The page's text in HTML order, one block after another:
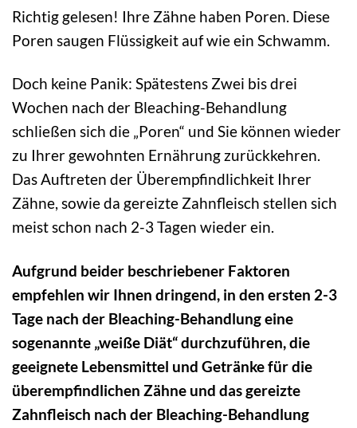
Richtig gelesen! Ihre Zähne haben Poren. Diese
Poren saugen Flüssigkeit auf wie ein Schwamm.
Doch keine Panik: Spätestens Zwei bis drei
Wochen nach der Bleaching-Behandlung
schließen sich die „Poren“ und Sie können wieder
zu Ihrer gewohnten Ernährung zurückkehren.
Das Auftreten der Überempfindlichkeit Ihrer
Zähne, sowie da gereizte Zahnfleisch stellen sich
meist schon nach 2-3 Tagen wieder ein.
Aufgrund beider beschriebener Faktoren
empfehlen wir Ihnen dringend, in den ersten 2-3
Tage nach der Bleaching-Behandlung eine
sogenannte „weiße Diät“ durchzuführen, die
geeignete Lebensmittel und Getränke für die
überempfindlichen Zähne und das gereizte
Zahnfleisch nach der Bleaching-Behandlung